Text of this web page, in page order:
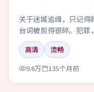
关于迷城追缉，只记
台词被剪得很碎。犯罪
高清
流畅
9.6万
135个月前